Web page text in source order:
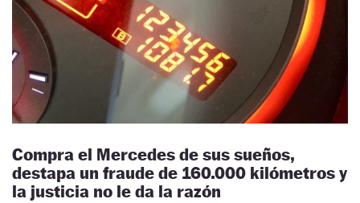
Compra el Mercedes de sus sueños,
destapa un fraude de 160.000 kilómetros y
la justicia no le da la razón